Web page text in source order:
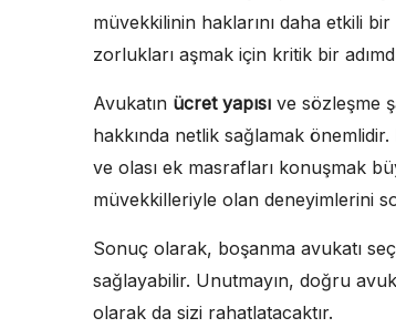
müvekkilinin haklarını daha etkili
zorlukları aşmak için kritik bir
Avukatın ücret yapısı ve sözleşme
hakkında netlik sağlamak
ve olası ek masrafları konuşmak
müvekkilleriyle olan deneyimlerini
Sonuç olarak, boşanma avukatı
sağlayabilir. Unutmayın, doğru
olarak da sizi rahatlatacaktır.